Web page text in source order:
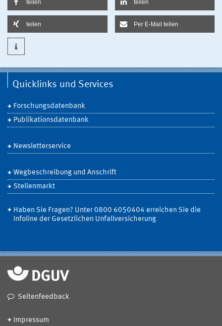
teilen teilen
teilen Per E-Mail teilen
Quicklinks und Services
Forschungsdatenbank
Publikationsdatenbank
Newsletterservice
Wegbeschreibung und Anschrift
Stellenmarkt
Haben Sie Fragen? Unter 0800 6050404 erreichen Sie die
Infoline der Gesetzlichen Unfallversicherung
Seitenfeedback
Impressum